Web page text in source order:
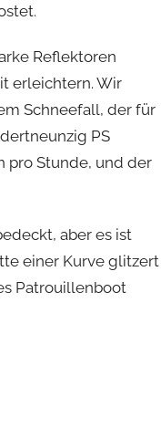
Reflektoren
erleichtern. Wir
Schneefall, der für
PS
pro Stunde, und der
aber es ist
einer Kurve glitzert
Patrouillenboot